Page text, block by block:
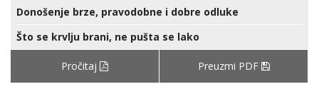
Donošenje brze, pravodobne i dobre odluke
Što se krvlju brani, ne pušta se lako
Pročitaj Preuzmi PDF